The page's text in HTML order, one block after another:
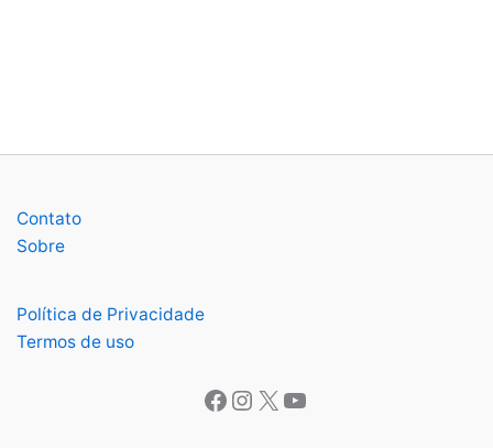
Contato
Sobre
Política de Privacidade
Termos de uso